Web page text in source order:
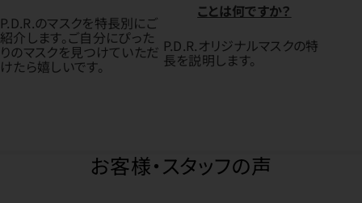
P.D.R.のマスクを特長別にご
紹介します。ご自分にぴった
りのマスクを見つけていただ
けたら嬉しいです。
ことは何ですか？
P.D.R.オリジナルマスクの特
長を説明します。
お客様・スタッフの声